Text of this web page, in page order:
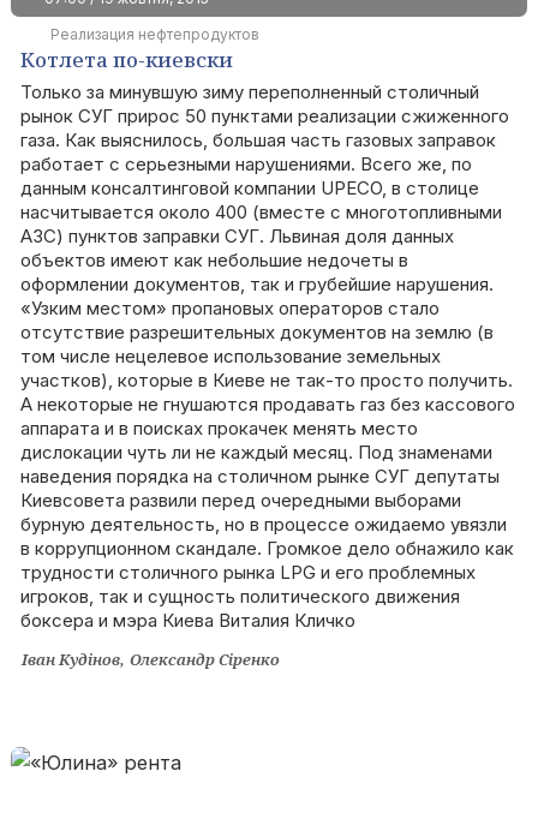
Реализация нефтепродуктов
Котлета по-киевски
Только за минувшую зиму переполненный столичный
рынок СУГ прирос 50 пунктами реализации сжиженного
газа. Как выяснилось, большая часть газовых заправок
работает с серьезными нарушениями. Всего же, по
данным консалтинговой компании UPECO, в столице
насчитывается около 400 (вместе с многотопливными
АЗС) пунктов заправки СУГ. Львиная доля данных
объектов имеют как небольшие недочеты в
оформлении документов, так и грубейшие нарушения.
«Узким местом» пропановых операторов стало
отсутствие разрешительных документов на землю (в
том числе нецелевое использование земельных
участков), которые в Киеве не так-то просто получить.
А некоторые не гнушаются продавать газ без кассового
аппарата и в поисках прокачек менять место
дислокации чуть ли не каждый месяц. Под знаменами
наведения порядка на столичном рынке СУГ депутаты
Киевсовета развили перед очередными выборами
бурную деятельность, но в процессе ожидаемо увязли
в коррупционном скандале. Громкое дело обнажило как
трудности столичного рынка LPG и его проблемных
игроков, так и сущность политического движения
боксера и мэра Киева Виталия Кличко
Іван Кудінов Олександр Сіренко